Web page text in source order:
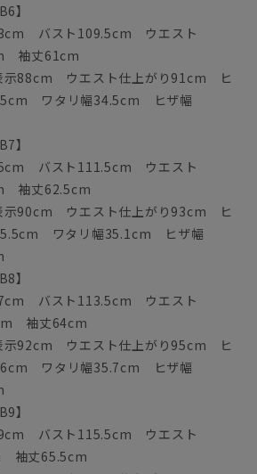
】
バスト109.5cm ウエスト
袖丈61cm
示88cm ウエスト仕上がり91cm ヒ
ワタリ幅34.5cm ヒザ幅
】
バスト111.5cm ウエスト
袖丈62.5cm
示90cm ウエスト仕上がり93cm ヒ
ワタリ幅35.1cm ヒザ幅
】
バスト113.5cm ウエスト
袖丈64cm
示92cm ウエスト仕上がり95cm ヒ
ワタリ幅35.7cm ヒザ幅
】
バスト115.5cm ウエスト
袖丈65.5cm